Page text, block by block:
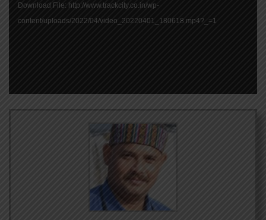
Download File: http://www.trackcity.co.in/wp-
content/uploads/2022/04/video_20220401_180618.mp4?_=1